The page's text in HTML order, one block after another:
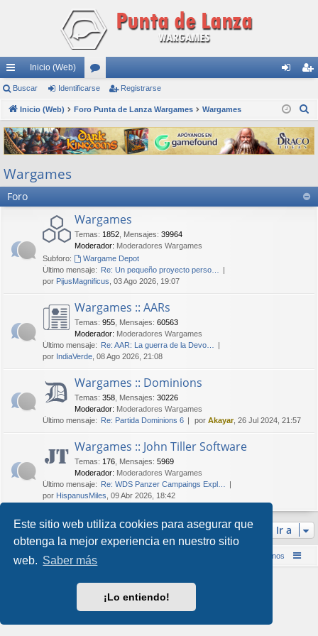
Este sitio web utiliza cookies para asegurar que
obtenga la mejor experiencia en nuestro sitio
web. Saber más
¡Lo entiendo!
nl
ac
es
rá
pi
do
Inicio (Web)
or
os nti
fic
ar
ist
ra
rs
Buscar Identificarse Registrarse
Inicio (Web) Foro Punta de Lanza Wargames Wargames
s
c
r
Wargames
Foro
Wargames
Temas: 1852 Mensajes: 39964
Moderador: Moderadores Wargames
Subforo:
Wargame Depot
Último mensaje: Re: Un pequeño proyecto perso…
por PijusMagnificus , 03 Ago 2026, 19:07
Wargames :: AARs
Temas: 955 Mensajes: 60563
Moderador: Moderadores Wargames
Último mensaje: Re: AAR: La guerra de la Devo…
por IndiaVerde , 08 Ago 2026, 21:08
Wargames :: Dominions
Temas: 358 Mensajes: 30226
Moderador: Moderadores Wargames
Último mensaje: Re: Partida Dominions 6 por Akayar, 26 Jul 2024, 21:57
Wargames :: John Tiller Software
Temas: 176 Mensajes: 5969
Moderador: Moderadores Wargames
Último mensaje: Re: WDS Panzer Campaings Expl…
por HispanusMiles , 09 Abr 2026, 18:42
Ir a
Inicio (Web) Foro Punta de Lanza Wargames Contáctenos
Style por
Arty &